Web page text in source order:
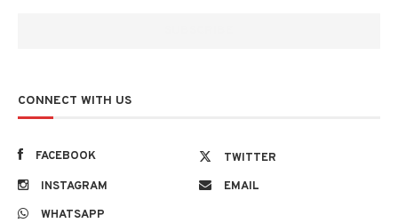
CONNECT WITH US
FACEBOOK
TWITTER
INSTAGRAM
EMAIL
WHATSAPP